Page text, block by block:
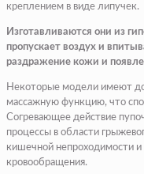
креплением в виде липучек.
Изготавливаются они из
пропускает воздух и
раздражение кожи и
Некоторые модели имеют
массажную функцию, что
Согревающее действие
процессы в области
кишечной непроходимости и
кровообращения.